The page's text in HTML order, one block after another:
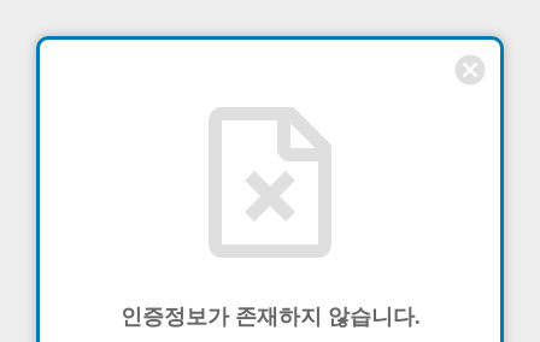
cancel
인증정보가 존재하지 않습니다.